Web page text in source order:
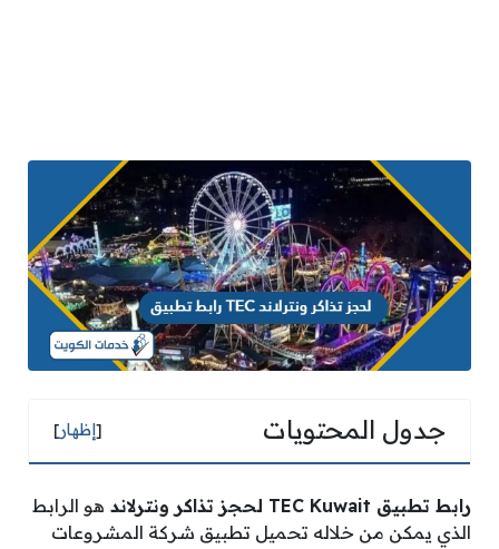
جدول المحتويات [إظهار]
رابط تطبيق TEC Kuwait لحجز تذاكر ونترلاند هو الرابط
الذي يمكن من خلاله تحميل تطبيق شركة المشروعات